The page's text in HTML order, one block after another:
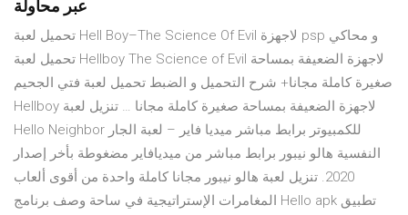
تحميل لعبة Hell Boy–The Science Of Evil لاجهزة psp و محاكي
تحميل لعبة Hellboy The Science of Evil لاجهزة الضعيفة بمساحة
صغيرة كاملة مجانا+ شرح التحميل و الضبط تحميل لعبة فتي الجحيم
Hellboy لاجهزة الضعيفة بمساحة صغيرة كاملة مجانا … تنزيل لعبة
Hello Neighbor للكمبيوتر برابط مباشر ميديا فاير – لعبة الجار
النفسية هالو نيبور برابط مباشر من ميديافاير مضغوطة بأخر إصدار
2020. تنزيل لعبة هالو نيبور مجانا كاملة واحدة من أقوى ألعاب
المغامرات الإستراتيجية في ساحة وصف برنامج Hello apk تطبيق